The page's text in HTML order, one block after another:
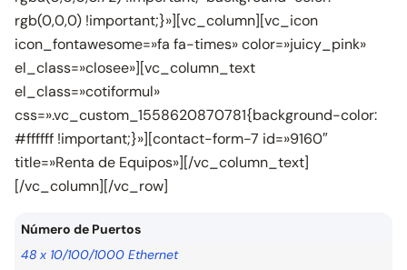
rgb(0,0,0) !important;}»][vc_column][vc_icon
icon_fontawesome=»fa fa-times» color=»juicy_pink»
el_class=»closee»][vc_column_text
el_class=»cotiformul»
css=».vc_custom_1558620870781{background-color:
#ffffff !important;}»][contact-form-7 id=»9160″
title=»Renta de Equipos»][/vc_column_text]
[/vc_column][/vc_row]
Número de Puertos
48 x 10/100/1000 Ethernet